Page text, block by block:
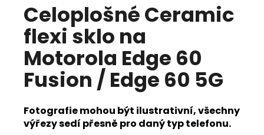
Celoplošné Ceramic
flexi sklo na
Motorola Edge 60
Fusion / Edge 60 5G
Fotografie mohou být ilustrativní, všechny
výřezy sedí přesně pro daný typ telefonu.